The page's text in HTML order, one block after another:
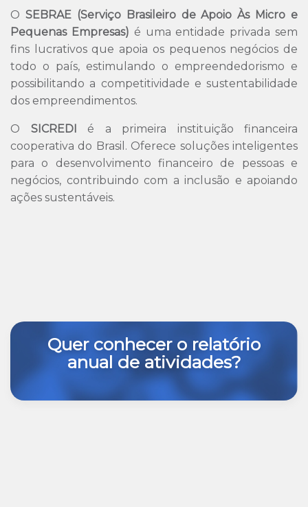
O SEBRAE (Serviço Brasileiro de Apoio Às Micro e
Pequenas Empresas) é uma entidade privada sem
fins lucrativos que apoia os pequenos negócios de
todo o país, estimulando o empreendedorismo e
possibilitando a competitividade e sustentabilidade
dos empreendimentos.
O SICREDI é a primeira instituição financeira
cooperativa do Brasil. Oferece soluções inteligentes
para o desenvolvimento financeiro de pessoas e
negócios, contribuindo com a inclusão e apoiando
ações sustentáveis.
Quer conhecer o relatório
anual de atividades?